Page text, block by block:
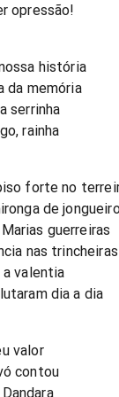
opressão!
história
da memória
serrinha
rainha
forte no
de
guerreiras
nas trincheiras
a valentia
dia a dia
valor
contou